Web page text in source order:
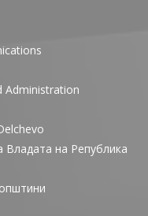
Administration
Владата на Република